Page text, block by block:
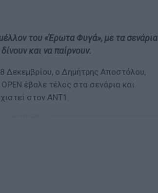
του «Έρωτα Φυγά», με τα σενάρια
και να παίρνουν.
Δεκεμβρίου, ο Δημήτρης Αποστόλου,
έβαλε τέλος στα σενάρια και
στον ΑΝΤ1.